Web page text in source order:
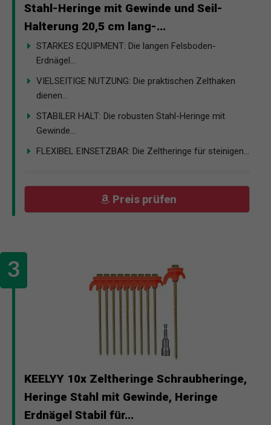
Stahl-Heringe mit Gewinde und Seil-
Halterung 20,5 cm lang-...
STARKES EQUIPMENT: Die langen Felsboden-
Erdnägel...
VIELSEITIGE NUTZUNG: Die praktischen Zelthaken
dienen...
STABILER HALT: Die robusten Stahl-Heringe mit
Gewinde...
FLEXIBEL EINSETZBAR: Die Zeltheringe für steinigen...
Preis prüfen
KEELYY 10x Zeltheringe Schraubheringe,
Heringe Stahl mit Gewinde, Heringe
Erdnägel Stabil für...